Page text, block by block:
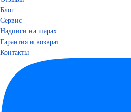
Блог
Сервис
Надписи на шарах
Гарантия и возврат
Контакты